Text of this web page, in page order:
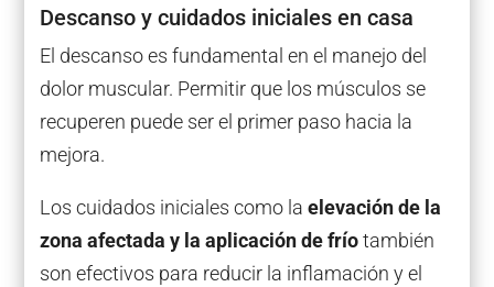
Descanso y cuidados iniciales en casa
El descanso es fundamental en el manejo del
dolor muscular. Permitir que los músculos se
recuperen puede ser el primer paso hacia la
mejora.
Los cuidados iniciales como la elevación de la
zona afectada y la aplicación de fríotambién
son efectivos para reducir la inflamación y el